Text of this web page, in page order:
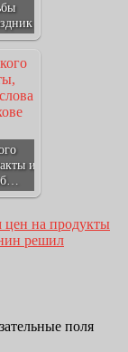
и
цен на продукты
решил
поля